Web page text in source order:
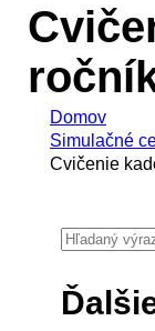
Domov
Simulačné
Cvičenie